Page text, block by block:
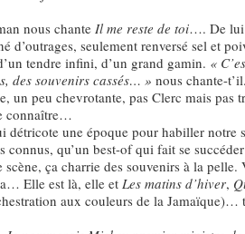
nous chante Il me reste de toi…. De lui
d’outrages, seulement renversé sel et
tendre infini, d’un grand gamin. «
des souvenirs cassés… » nous chante-
un peu chevrotante, pas Clerc mais pas
connaître…
une époque pour habiller notre
connus, qu’un best-of qui fait se
ça charrie des souvenirs à la pelle.
Elle est là, elle et Les matins d’hiver,
aux couleurs de la Jamaïque)…